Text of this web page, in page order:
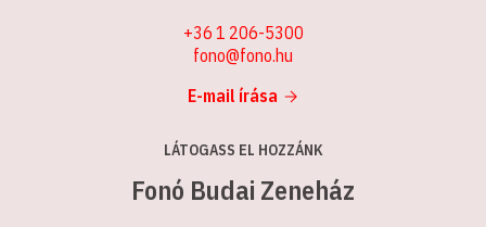
+36 1 206-5300
fono@fono.hu
E-mail írása
LÁTOGASS EL HOZZÁNK
Fonó Budai Zeneház